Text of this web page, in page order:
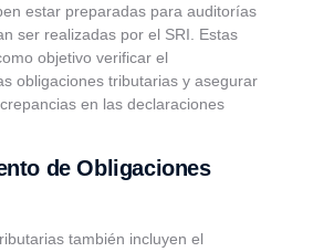
estar preparadas para auditorías
ser realizadas por el SRI. Estas
objetivo verificar el
obligaciones tributarias y asegurar
en las declaraciones
de Obligaciones
también incluyen el